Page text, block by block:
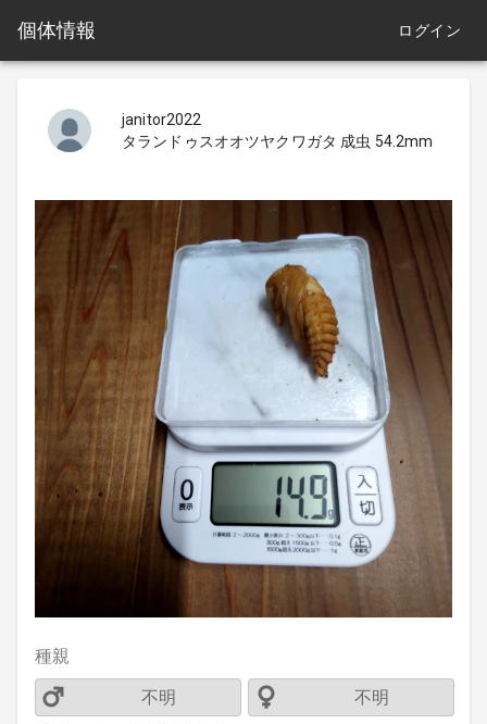
個体情報 ログイン
janitor2022
タランドゥスオオツヤクワガタ 成虫 54.2mm
種親
不明
不明